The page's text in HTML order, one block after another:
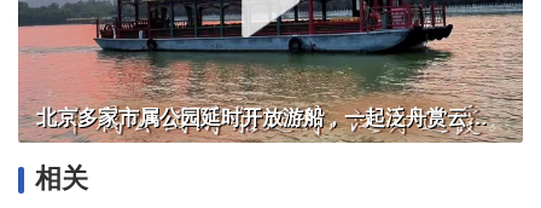
北京多家市属公园延时开放游船，一起泛舟赏云霞！
相关